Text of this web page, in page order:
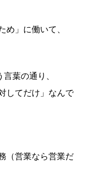
」に働いて、
葉の通り、
してだけ」なんで
（営業なら営業だ